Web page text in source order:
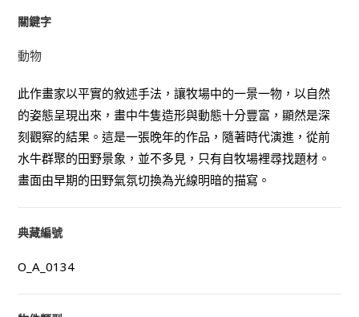
關鍵字
動物
此作畫家以平實的敘述手法，讓牧場中的一景一物，以自然
的姿態呈現出來，畫中牛隻造形與動態十分豐富，顯然是深
刻觀察的結果。這是一張晚年的作品，隨著時代演進，從前
水牛群聚的田野景象，並不多見，只有自牧場裡尋找題材。
畫面由早期的田野氣氛切換為光線明暗的描寫。
典藏編號
O_A_0134